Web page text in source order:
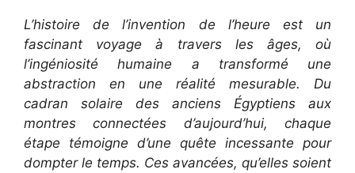
L’histoire de l’invention de l’heure est un
fascinant voyage à travers les âges, où
l’ingéniosité humaine a transformé une
abstraction en une réalité mesurable. Du
cadran solaire des anciens Égyptiens aux
montres connectées d’aujourd’hui, chaque
étape témoigne d’une quête incessante pour
dompter le temps. Ces avancées, qu’elles soient